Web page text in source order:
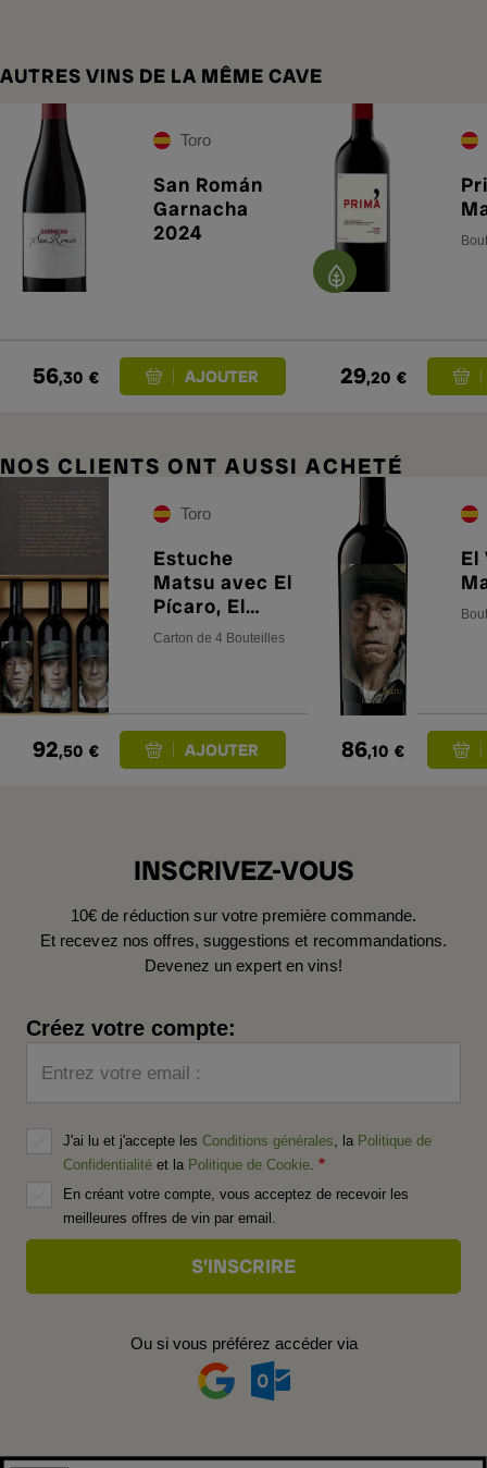
AUTRES VINS DE LA MÊME CAVE
Toro
San Román
Garnacha
2024
56,30 € 29,20 €
NOS CLIENTS ONT AUSSI ACHETÉ
Toro
Estuche
Matsu avec El
Pícaro, El
Recio, El Viejo
Carton de 4 Bouteilles
92,50 €
El
86,10 €
INSCRIVEZ-VOUS
10€ de réduction sur votre première commande.
Et recevez nos offres, suggestions et recommandations.
Devenez un expert en vins!
Créez votre compte:
Entrez votre email :
J'ai lu et j'accepte les Conditions générales , la Politique de
Confidentialité et la Politique de Cookie
En créant votre compte, vous acceptez de recevoir les
meilleures offres de vin par email.
Ou si vous préférez accéder via